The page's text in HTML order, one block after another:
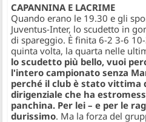
CAPANNINA E LACRIME
Quando erano le 19.30 e gli
Juventus-Inter, lo scudetto in
di spareggio. È finita 6-2 3-6
quinta volta, la quarta nelle
lo scudetto più bello, vuoi
l'intero campionato senza
perché il club è stato vittima
dirigenziale che ha
panchina. Per lei – e per le
durissimo. Ma la forza del